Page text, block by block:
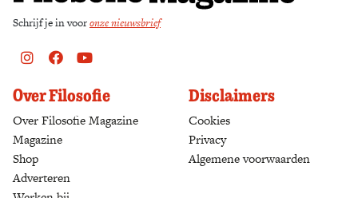
Schrijf je in vooronze nieuwsbrief
Instagram
FacebookYoutube
Over Filosofie
Over Filosofie Magazine
Magazine
Shop
Adverteren
Disclaimers
Cookies
Privacy
Algemene voorwaarden